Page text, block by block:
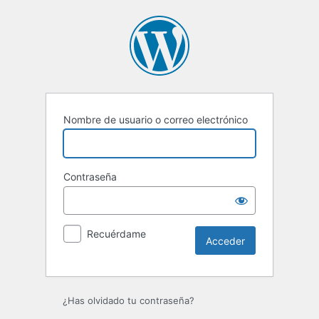
Nombre de usuario o correo electrónico
Contraseña
Recuérdame
¿Has olvidado tu contraseña?